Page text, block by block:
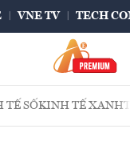
VNE TV TECH
TẾ SỐKINH TẾ XANH